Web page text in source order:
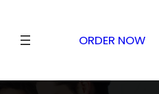
ORDER NOW